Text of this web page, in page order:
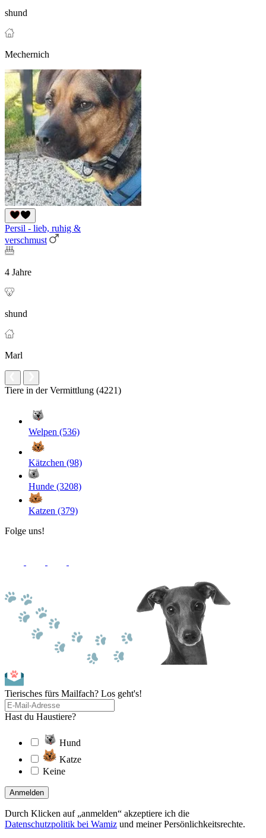
shund
Mechernich
Persil - lieb, ruhig &
verschmust
4 Jahre
shund
Marl
Tiere in der Vermittlung (4221)
Welpen (536)
Kätzchen (98)
Hunde (3208)
Katzen (379)
Folge uns!
Tierisches fürs Mailfach? Los geht's!
Hast du Haustiere?
Hund
Katze
Keine
Anmelden
Durch Klicken auf „anmelden“ akzeptiere ich die
Datenschutzpolitik bei Wamiz und meiner Persönlichkeitsrechte.